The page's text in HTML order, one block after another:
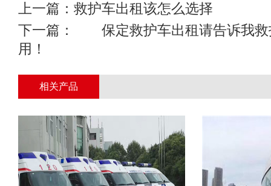
上一篇： 救护车出租该怎么选择
下一篇：
保定救护车出租请告诉我救
用！
相关产品